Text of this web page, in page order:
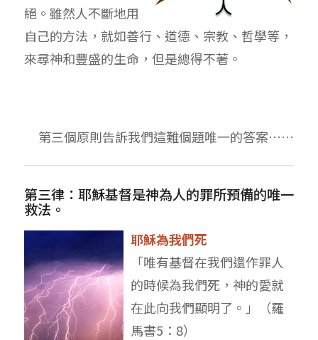
絕。雖然人不斷地用
自己的方法，就如善行、道德、宗教、哲學等，
來尋神和豐盛的生命，但是總得不著。
第三個原則告訴我們這難個題唯一的答案……
第三律：耶穌基督是神為人的罪所預備的唯一
救法。
耶穌為我們死
「唯有基督在我們還作罪人
的時候為我們死，神的愛就
在此向我們顯明了。」（羅
馬書5：8）